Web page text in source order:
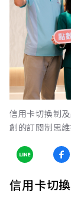
信用卡切換制
創的訂閱制思
信用卡切